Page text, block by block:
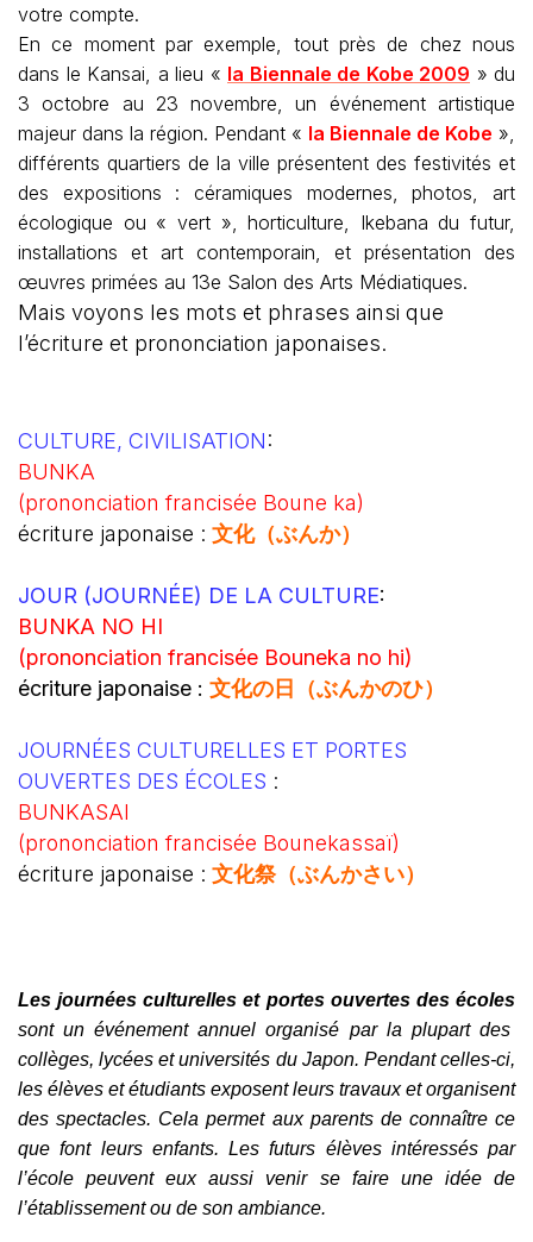
votre compte.
En ce moment par exemple, tout près de chez nous
dans le Kansai, a lieu « la Biennale de Kobe 2009 » du
3 octobre au 23 novembre, un événement artistique
majeur dans la région. Pendant « la Biennale de Kobe »,
différents quartiers de la ville présentent des festivités et
des expositions : céramiques modernes, photos, art
écologique ou « vert », horticulture, Ikebana du futur,
installations et art contemporain, et présentation des
œuvres primées au 13e Salon des Arts Médiatiques.
Mais voyons les mots et phrases ainsi que
l’écriture et prononciation japonaises.
CULTURE, CIVILISATION:
BUNKA
(prononciation francisée Boune ka)
écriture japonaise : 文化（ぶんか）
JOUR (JOURNÉE) DE LA CULTURE:
BUNKA NO HI
(prononciation francisée Bouneka no hi)
écriture japonaise : 文化の日（ぶんかのひ）
JOURNÉES CULTURELLES ET PORTES
OUVERTES DES ÉCOLES :
BUNKASAI
(prononciation francisée Bounekassaï)
écriture japonaise : 文化祭（ぶんかさい）
Les journées culturelles et portes ouvertes des écoles
sont un événement annuel organisé par la plupart des
collèges, lycées et universités du Japon. Pendant celles-ci,
les élèves et étudiants exposent leurs travaux et organisent
des spectacles. Cela permet aux parents de connaître ce
que font leurs enfants. Les futurs élèves intéressés par
l’école peuvent eux aussi venir se faire une idée de
l’établissement ou de son ambiance.